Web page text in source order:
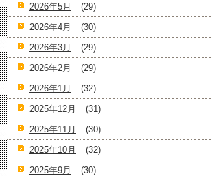
2026年5月
(29)
2026年4月
(30)
2026年3月
(29)
2026年2月
(29)
2026年1月
(32)
2025年12月
(31)
2025年11月
(30)
2025年10月
(32)
2025年9月
(30)